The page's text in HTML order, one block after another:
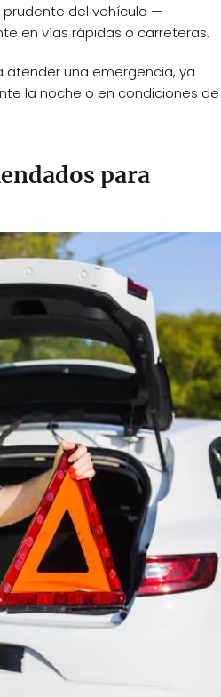
prudente del vehículo —
en vías rápidas o carreteras.
atender una emergencia, ya
la noche o en condiciones de
para